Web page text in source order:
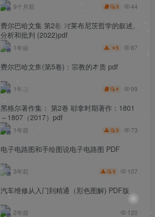
9个月前 3 44
费尔巴哈文集 第2卷 对莱布尼茨哲学的叙述,
分析和批判 (2022)pdf
1年前 ￥5 87
费尔巴哈文集(第5卷)：宗教的本质 pdf
1年前 4 99
黑格尔著作集： 第2卷 耶拿时期著作：1801
～1807（2017）pdf
1年前 3 73
电子电路图和手绘图说电子电路图 PDF
3年前 3 107
汽车维修从入门到精通（彩色图解) PDF版
2年前 120